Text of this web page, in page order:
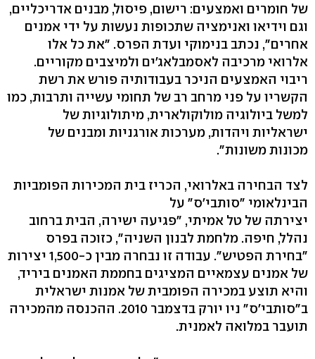
של חומרים ואמצעים: רישום, פיסול, מבנים אדריכליים,
וגם וידיאו ואנימציה שתכופות נעשות על ידי אמנים
אחרים", נכתב בנימוקי ועדת הפרס. "את כל אלו
אלרואי מרכיבה לאסמבלאג'ים ולמיצבים מקוריים.
ריבוי האמצעים הניכר בעבודותיה פורש את רשת
הקשריו על פני מרחב רב של תחומי עשייה ותרבות, כמו
למשל ביולוגיה מולוקולארית, מיתולוגיות של
ישראליות ויהדות, מערכות אורגניות ומבנים של
מכונות משונות".
לצד הבחירה באלרואי, הכריז בית המכירות הפומביות
הבינלאומי "סותבי'ס" על
יצירתה של טל אמיתי, "פגיעה ישירה, הבית ברחוב
נהלל, חיפה. מלחמת לבנון השניה", כזוכה בפרס
"בחירת הפטיש". עבודה זו נבחרה מבין כ-1,500 יצירות
של אמנים עצמאיים המציגים בחממת האמנים ביריד,
והיא תוצע במכירה הפומבית של אמנות ישראלית
ב"סותבי'ס" ניו יורק בדצמבר 2010. ההכנסה מהמכירה
תועבר במלואה לאמנית.